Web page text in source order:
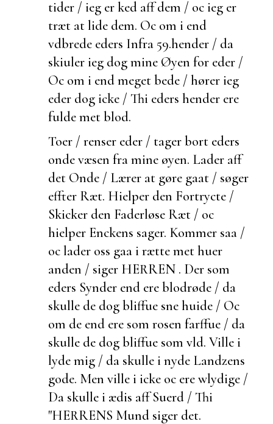
tider / ieg er ked aff dem / oc ieg er
træt at lide dem. Oc om i end
vdbrede eders Infra 59.hender / da
skiuler ieg dog mine Øyen for eder /
Oc om i end meget bede / hører ieg
eder dog icke / Thi eders hender ere
fulde met blod.
Toer / renser eder / tager bort eders
onde væsen fra mine øyen. Lader aff
det Onde / Lærer at gøre gaat / søger
effter Ræt. Hielper den Fortrycte /
Skicker den Faderløse Ræt / oc
hielper Enckens sager. Kommer saa /
oc lader oss gaa i rætte methuer
anden / siger HERREN . Der som
eders Synder end ere blodrøde / da
skulle de dog bliffue sne huide / Oc
om de end ere som rosen farffue / da
skulle de dog bliffue som vld. Ville i
lyde mig / da skulle i nyde Landzens
gode. Men ville i icke oc ere wlydige /
Da skulle i ædis aff Suerd / Thi
"HERRENS Mund siger det.